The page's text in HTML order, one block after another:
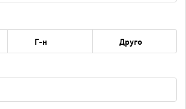
Г-н Друго